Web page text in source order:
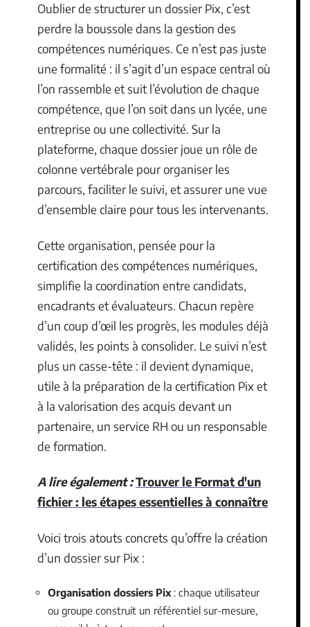
Oublier de structurer un dossier Pix, c’est
perdre la boussole dans la gestion des
compétences numériques. Ce n’est pas juste
une formalité : il s’agit d’un espace central où
l’on rassemble et suit l’évolution de chaque
compétence, que l’on soit dans un lycée, une
entreprise ou une collectivité. Sur la
plateforme, chaque dossier joue un rôle de
colonne vertébrale pour organiser les
parcours, faciliter le suivi, et assurer une vue
d’ensemble claire pour tous les intervenants.
Cette organisation, pensée pour la
certification des compétences numériques,
simplifie la coordination entre candidats,
encadrants et évaluateurs. Chacun repère
d’un coup d’œil les progrès, les modules déjà
validés, les points à consolider. Le suivi n’est
plus un casse-tête : il devient dynamique,
utile à la préparation de la certification Pix et
à la valorisation des acquis devant un
partenaire, un service RH ou un responsable
de formation.
A lire également :Trouver le Format d'un
fichier : les étapes essentielles à connaître
Voici trois atouts concrets qu’offre la création
d’un dossier sur Pix :
Organisation dossiers Pix : chaque utilisateur
ou groupe construit un référentiel sur-mesure,